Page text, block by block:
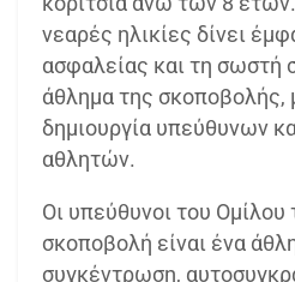
νεαρές ηλικίες δίνει
ασφαλείας και τη σωστή
άθλημα της σκοποβολής,
δημιουργία υπεύθυνων
αθλητών.
Οι υπεύθυνοι του Ομίλου
σκοποβολή είναι ένα
συγκέντρωση,